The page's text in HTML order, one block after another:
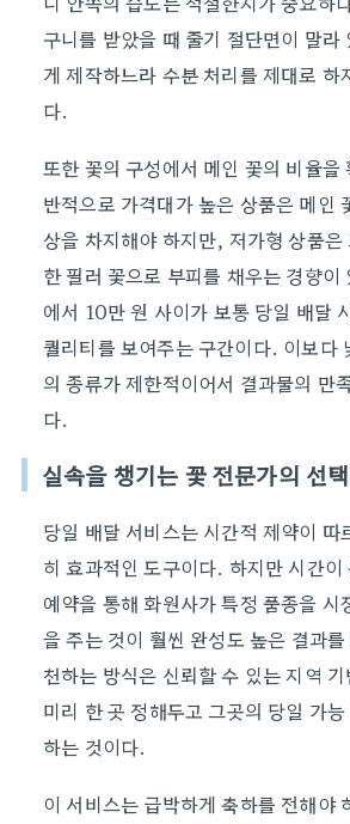
구니를 받았을 때 줄기 절단면이 말라
게 제작하느라 수분 처리를 제대로 하
다.
또한 꽃의 구성에서 메인 꽃의 비율을
반적으로 가격대가 높은 상품은 메인
상을 차지해야 하지만, 저가형 상품은
한 필러 꽃으로 부피를 채우는 경향
에서 10만 원 사이가 보통 당일 배달
퀄리티를 보여주는 구간이다. 이보다
의 종류가 제한적이어서 결과물의 만
다.
실속을 챙기는 꽃 전문가의 선
당일 배달 서비스는 시간적 제약이 따
히 효과적인 도구이다. 하지만 시간이
예약을 통해 화원사가 특정 품종을 시
을 주는 것이 훨씬 완성도 높은 결과
천하는 방식은 신뢰할 수 있는 지역
미리 한 곳 정해두고 그곳의 당일 가
하는 것이다.
이 서비스는 급박하게 축하를 전해야